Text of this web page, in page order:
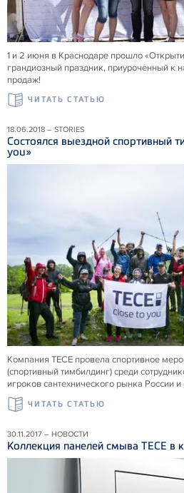
1 и 2 июня в Краснодаре прошло
грандиозный праздник, приуроченный к
продаж!
ЧИТАТЬ СТАТЬЮ
18.06.2018 – STORIES
Состоялся выездной спортивный
you»
Компания ТЕСЕ провела спортивное
(спортивный тимбилдинг) среди
игроков сантехнического рынка России и
ЧИТАТЬ СТАТЬЮ
30.11.2017 – НОВОСТИ
Коллекция панелей смыва ТЕСЕ в